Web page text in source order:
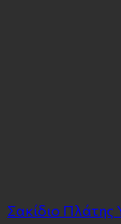
Σακίδιο Πλάτης